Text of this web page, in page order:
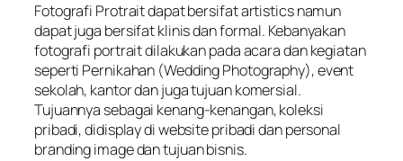
Fotografi Protrait dapat bersifatartisticsnamun
dapat juga bersifat klinis dan formal. Kebanyakan
fotografi portrait dilakukan pada acara dan kegiatan
seperti Pernikahan (Wedding Photography), event
sekolah, kantor dan juga tujuan komersial.
Tujuannya sebagai kenang-kenangan, koleksi
pribadi, didisplay di website pribadi dan personal
branding image dan tujuan bisnis.